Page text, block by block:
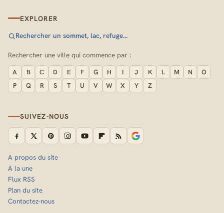
EXPLORER
Rechercher un sommet, lac, refuge…
Rechercher une ville qui commence par :
A B C D E F G H I J K L M N
O
P
Q R S T U V W X Y Z
SUIVEZ-NOUS
A propos du site
A la une
Flux RSS
Plan du site
Contactez-nous